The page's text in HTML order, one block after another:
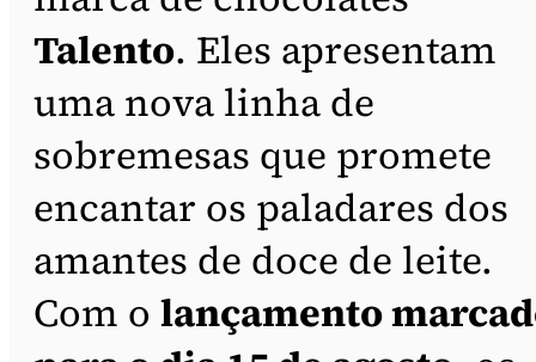
Talento. Eles apresentam
uma nova linha de
sobremesas que promete
encantar os paladares dos
amantes de doce de leite.
Com o lançamento